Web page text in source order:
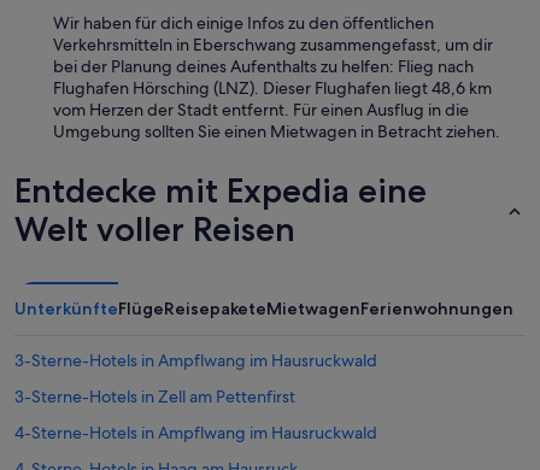
Wir haben für dich einige Infos zu den öffentlichen
Verkehrsmitteln in Eberschwang zusammengefasst, um dir
bei der Planung deines Aufenthalts zu helfen: Flieg nach
Flughafen Hörsching (LNZ). Dieser Flughafen liegt 48,6 km
vom Herzen der Stadt entfernt. Für einen Ausflug in die
Umgebung sollten Sie einen Mietwagen in Betracht ziehen.
Entdecke mit Expedia eine
Welt voller Reisen
UnterkünfteFlügeReisepaketeMietwagenFerienwohnungen
3-Sterne-Hotels in Ampflwang im Hausruckwald
3-Sterne-Hotels in Zell am Pettenfirst
4-Sterne-Hotels in Ampflwang im Hausruckwald